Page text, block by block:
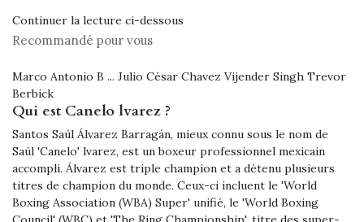
Continuer la lecture ci-dessous
Recommandé pour vous
Marco Antonio B ... Julio César Chavez Vijender Singh Trevor
Berbick
Qui est Canelo lvarez ?
Santos Saúl Álvarez Barragán, mieux connu sous le nom de
Saúl 'Canelo' lvarez, est un boxeur professionnel mexicain
accompli. Álvarez est triple champion et a détenu plusieurs
titres de champion du monde. Ceux-ci incluent le 'World
Boxing Association (WBA) Super' unifié, le 'World Boxing